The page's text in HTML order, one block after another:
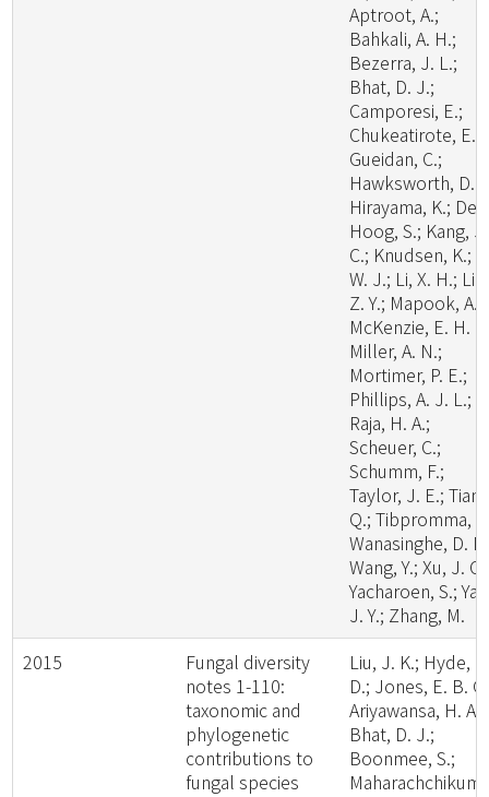
Aptroot, A.;
Bahkali, A. H.;
Bezerra, J. L.;
Bhat, D. J.;
Camporesi, E.;
Chukeatirote, E.;
Gueidan, C.;
Hawksworth, D.
Hirayama, K.; De
Hoog, S.; Kang, J.
C.; Knudsen, K.;
W. J.; Li, X. H.; Liu,
Z. Y.; Mapook, A.;
McKenzie, E. H.
Miller, A. N.;
Mortimer, P. E.;
Phillips, A. J. L.;
Raja, H. A.;
Scheuer, C.;
Schumm, F.;
Taylor, J. E.; Tian,
Q.; Tibpromma,
Wanasinghe, D.
Wang, Y.; Xu, J. C.;
Yacharoen, S.;
J. Y.; Zhang, M.
2015
Fungal diversity
notes 1-110:
taxonomic and
phylogenetic
contributions to
fungal species
Liu, J. K.; Hyde,
D.; Jones, E. B.
Ariyawansa, H. A.;
Bhat, D. J.;
Boonmee, S.;